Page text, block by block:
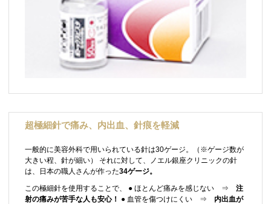
超極細針で痛み、内出血、針痕を軽減
一般的に美容外科で用いられている針は30ゲージ。（※ゲージ数が
大きい程、針が細い） それに対して、ノエル銀座クリニックの針
は、日本の職人さんが作った34ゲージ。
この極細針を使用することで、 ● ほとんど痛みを感じない ⇒ 注
射の痛みが苦手な人も安心！
● 血管を傷つけにくい ⇒ 内出血が